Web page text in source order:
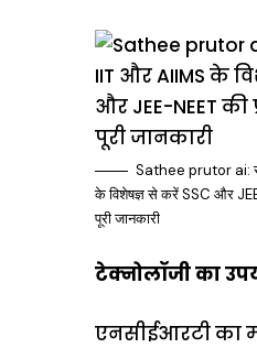
Sathee prutor ai:
के विशेषज्ञ से करें SSC और
पूरी जानकारी
टेक्नोलॉजी का
एनसीईआरटी का